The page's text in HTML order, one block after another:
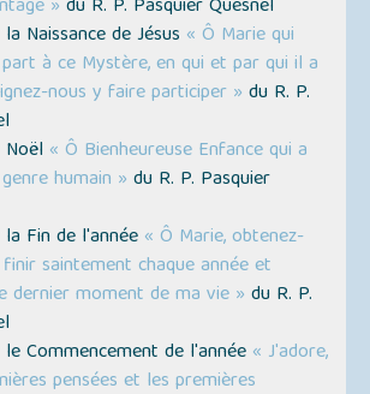
» du R. P. Pasquier Quesnel
Naissance de Jésus « Ô Marie qui
à ce Mystère, en qui et par qui il a
nous y faire participer » du R. P.
« Ô Bienheureuse Enfance qui a
humain » du R. P. Pasquier
Fin de l'année « Ô Marie, obtenez-
saintement chaque année et
dernier moment de ma vie » du R. P.
Commencement de l'année « J'adore,
pensées et les premières